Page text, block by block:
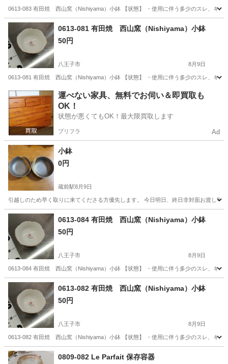
0613-083 有田焼 西山窯（Nishiyama）小鉢 【状態】 ・使用に伴う多少のスレ、キ
東京 八王子市 現地
0613-081 有田焼 西山窯（Nishiyama）小鉢
50円
八王子市 8月9日
0613-081 有田焼 西山窯（Nishiyama）小鉢 【状態】 ・使用に伴う多少のスレ、キ
東京 八王子市 食器 現地
運べない家具、無料でお伺い＆即買取も
OK！
状態が悪くてもOK！最大限買取します
プリフラ Ad
小鉢
0円
蔵前駅8月9日
引越しのため早く取りに来てくださる方優先します。 今日明日、終日非対面お渡し
東京 台東区 食器
0613-084 有田焼 西山窯（Nishiyama）小鉢
50円
八王子市 8月9日
0613-084 有田焼 西山窯（Nishiyama）小鉢 【状態】 ・使用に伴う多少のスレ、キ
東京 八王子市 現地
0613-082 有田焼 西山窯（Nishiyama）小鉢
50円
八王子市 8月9日
0613-082 有田焼 西山窯（Nishiyama）小鉢 【状態】 ・使用に伴う多少のスレ、キ
東京 八王子市 0809-082 Le Parfait 保存容器